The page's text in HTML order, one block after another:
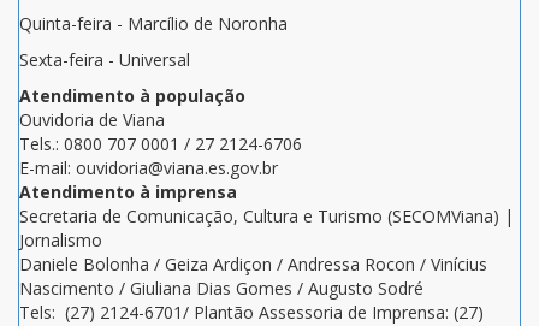
Quinta-feira - Marcílio de Noronha
Sexta-feira - Universal
Atendimento à população
Ouvidoria de Viana
Tels.: 0800 707 0001 / 27 2124-6706
E-mail: ouvidoria@viana.es.gov.br
Atendimento à imprensa
Secretaria de Comunicação, Cultura e Turismo (SECOMViana) |
Jornalismo
Daniele Bolonha / Geiza Ardiçon / Andressa Rocon / Vinícius
Nascimento / Giuliana Dias Gomes / Augusto Sodré
Tels: (27) 2124-6701/ Plantão Assessoria de Imprensa: (27)